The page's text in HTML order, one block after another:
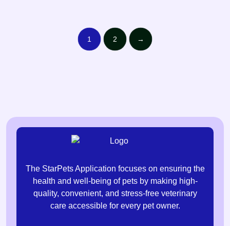
1 2 →
The StarPets Application focuses on ensuring the
health and well-being of pets by making high-
quality, convenient, and stress-free veterinary
care accessible for every pet owner.